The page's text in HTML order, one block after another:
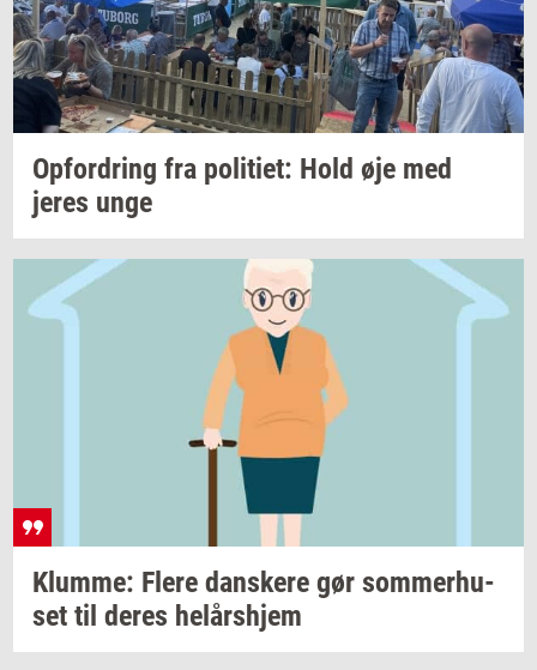
Op­for­dring fra po­li­ti­et: Hold øje med
jeres unge
Klum­me: Flere dan­ske­re gør som­mer­hu­
set til deres helårs­hjem